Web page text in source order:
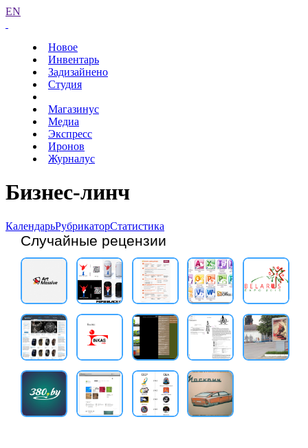
EN
Новое
Инвентарь
Задизайнено
Студия
Магазинус
Медиа
Экспресс
Иронов
Журналус
Бизнес-линч
КалендарьРубрикаторСтатистика
Случайные рецензии